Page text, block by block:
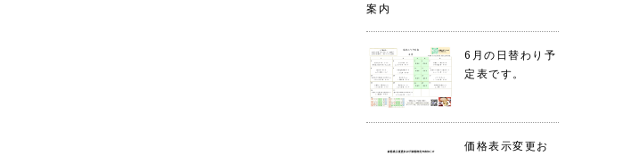
案内
6月の日替わり予
定表です。
価格表示変更お